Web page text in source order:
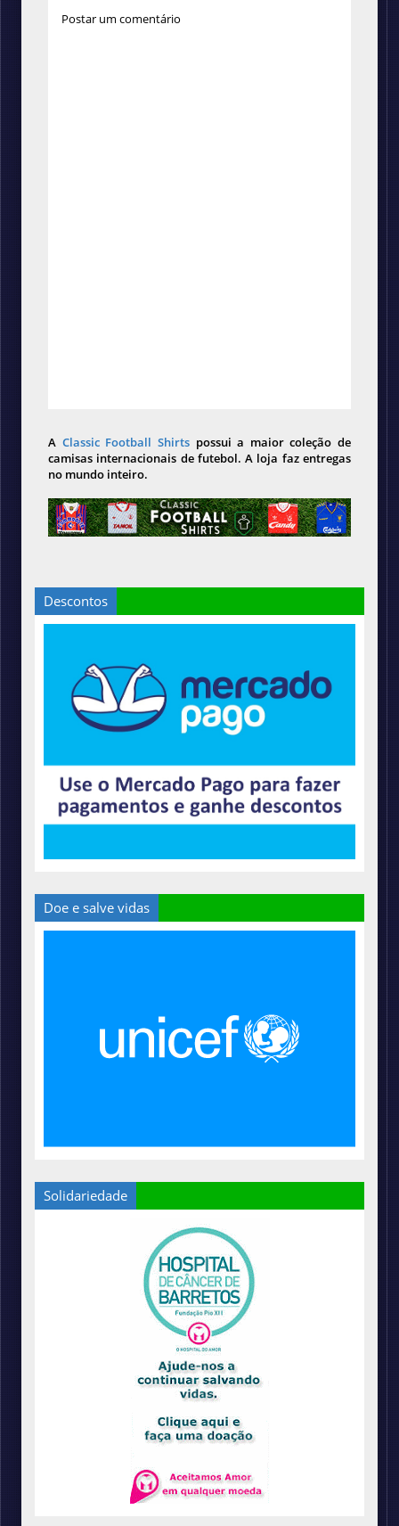
Postar um comentário
A Classic Football Shirts possui a maior coleção de
camisas internacionais de futebol. A loja faz entregas
no mundo inteiro.
Descontos
Doe e salve vidas
Solidariedade